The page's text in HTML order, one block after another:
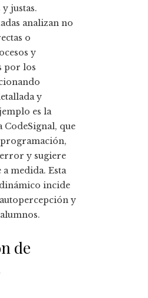
justas.
analizan no
o
y
por los
y
es la
que
y sugiere
medida. Esta
incide
y
de